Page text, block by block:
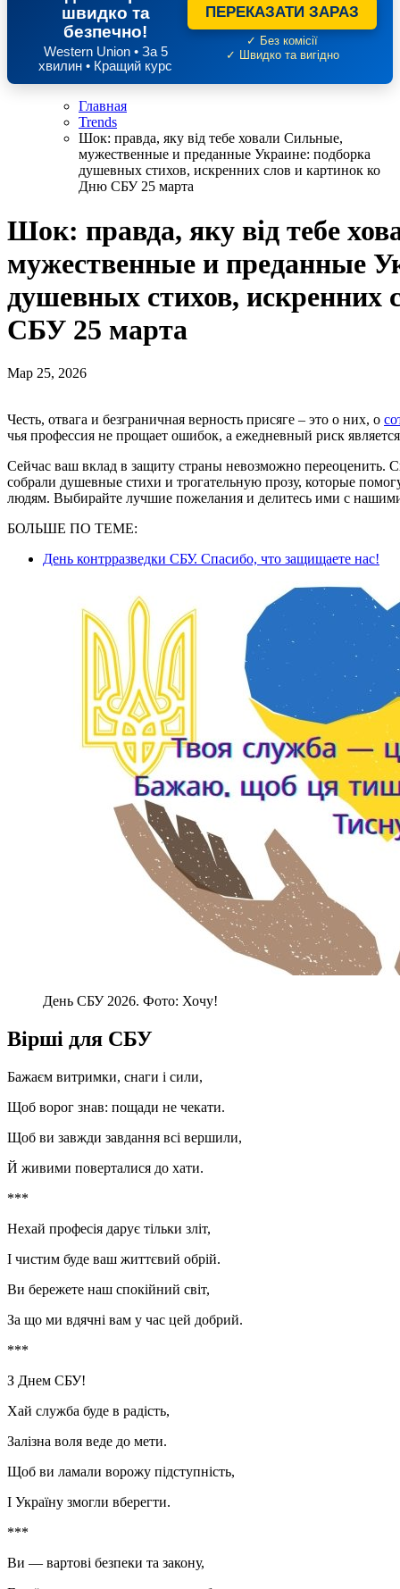
швидко та
безпечно!
Western Union • За 5
хвилин • Кращий курс
ПЕРЕКАЗАТИ ЗАРАЗ
✓ Без комісії
✓ Швидко та вигідно
Главная
Trends
Шок: правда, яку від тебе ховали Сильные,
мужественные и преданные Украине: подборка
душевных стихов, искренних слов и картинок ко
Дню СБУ 25 марта
Шок: правда, яку від тебе
мужественные и преданные
душевных стихов, искренних
СБУ 25 марта
Мар 25, 2026
Честь, отвага и безграничная верность присяге – это о них, о
чья профессия не прощает ошибок, а ежедневный риск
Сейчас ваш вклад в защиту страны невозможно переоценить.
собрали душевные стихи и трогательную прозу, которые
людям. Выбирайте лучшие пожелания и делитесь ими с
БОЛЬШЕ ПО ТЕМЕ:
День контрразведки СБУ. Спасибо, что защищаете нас!
День СБУ 2026. Фото: Хочу!
Вірші для СБУ
Бажаєм витримки, снаги і сили,
Щоб ворог знав: пощади не чекати.
Щоб ви завжди завдання всі вершили,
Й живими поверталися до хати.
***
Нехай професія дарує тільки зліт,
І чистим буде ваш життєвий обрій.
Ви бережете наш спокійний світ,
За що ми вдячні вам у час цей добрий.
***
З Днем СБУ!
Хай служба буде в радість,
Залізна воля веде до мети.
Щоб ви ламали ворожу підступність,
І Україну змогли вберегти.
***
Ви — вартові безпеки та закону,